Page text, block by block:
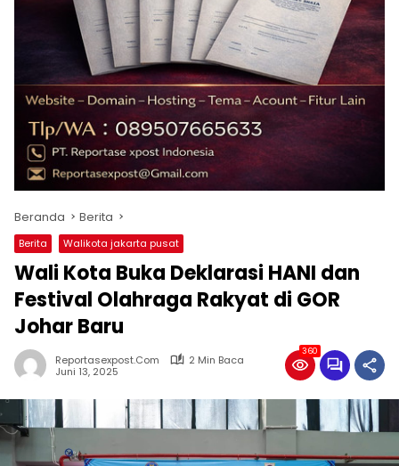
Beranda Berita
Berita Walikota jakarta pusat
Wali Kota Buka Deklarasi HANI dan
Festival Olahraga Rakyat di GOR
Johar Baru
Reportasexpost.com
2 Min Baca
Juni 13, 2025
360